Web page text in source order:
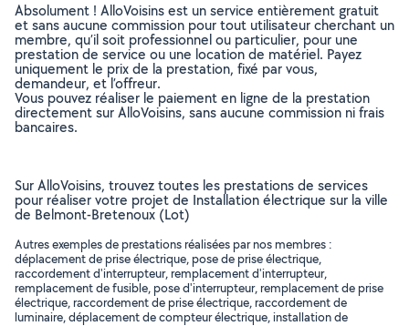
Absolument ! AlloVoisins est un service entièrement gratuit
et sans aucune commission pour tout utilisateur cherchant un
membre, qu’il soit professionnel ou particulier, pour une
prestation de service ou une location de matériel. Payez
uniquement le prix de la prestation, fixé par vous,
demandeur, et l’offreur.
Vous pouvez réaliser le paiement en ligne de la prestation
directement sur AlloVoisins, sans aucune commission ni frais
bancaires.
Sur AlloVoisins, trouvez toutes les prestations de services
pour réaliser votre projet de Installation électrique sur la ville
de Belmont-Bretenoux (Lot)
Autres exemples de prestations réalisées par nos membres :
déplacement de prise électrique, pose de prise électrique,
raccordement d'interrupteur, remplacement d'interrupteur,
remplacement de fusible, pose d'interrupteur, remplacement de prise
électrique, raccordement de prise électrique, raccordement de
luminaire, déplacement de compteur électrique, installation de